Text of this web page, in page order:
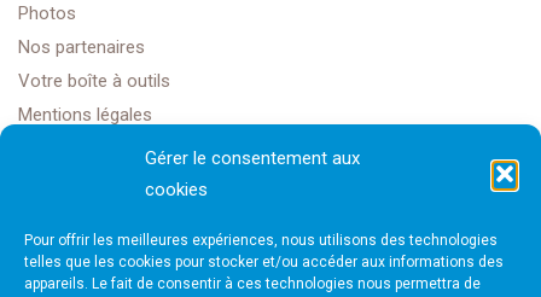
Gérer le consentement aux
cookies
Pour offrir les meilleures expériences, nous utilisons des technologies
telles que les cookies pour stocker et/ou accéder aux informations des
appareils. Le fait de consentir à ces technologies nous permettra de
Photos
Nos partenaires
Votre boîte à outils
Mentions légales
Golf Club Rochefort Océan
1608 Rte Impériale,